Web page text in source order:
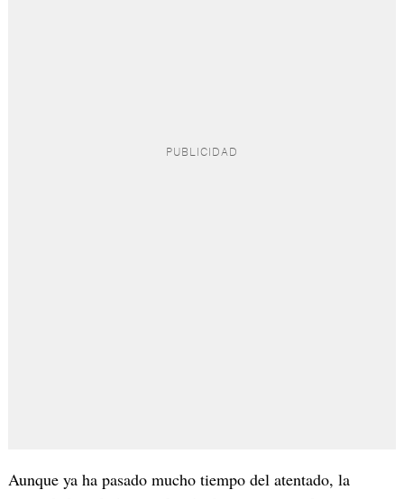
Aunque ya ha pasado mucho tiempo del atentado, la